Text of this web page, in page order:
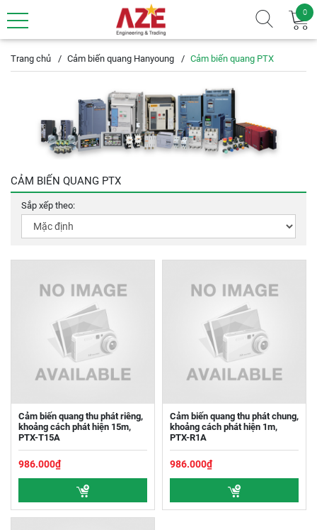
0
Trang chủ Cảm biến quang Hanyoung Cảm biến quang PTX
CẢM BIẾN QUANG PTX
Sắp xếp theo:
Cảm biến quang thu phát riêng,
khoảng cách phát hiện 15m,
PTX-T15A
986.000₫
Cảm biến quang thu phát chung,
khoảng cách phát hiện 1m,
PTX-R1A
986.000₫